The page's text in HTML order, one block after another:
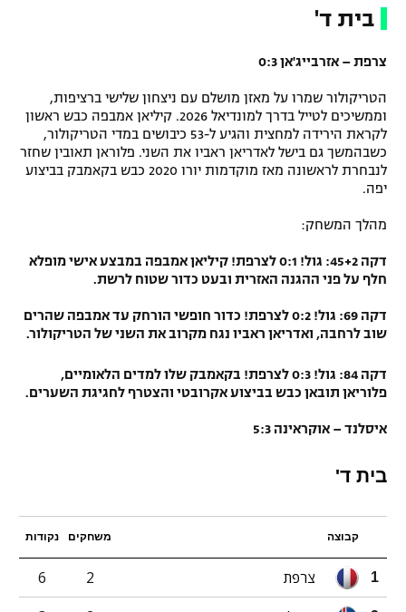
בית ד'
צרפת – אזרבייג'אן 0:3
הטריקולור שמרו על מאזן מושלם עם ניצחון שלישי ברציפות,
וממשיכים לטייל בדרך למונדיאל 2026. קיליאן אמבפה כבש ראשון
לקראת הירידה למחצית והגיע ל-53 כיבושים במדי הטריקולור,
כשבהמשך גם בישל לאדריאן ראביו את השני. פלוראן תאובין שחזר
לנבחרת לראשונה מאז מוקדמות יורו 2020 כבש בקאמבק בביצוע
יפה.
מהלך המשחק:
דקה 45+2: גול! 0:1 לצרפת! קיליאן אמבפה במבצע אישי מופלא
חלף על פני ההגנה האזרית ובעט כדור שטוח לרשת.
דקה 69: גול! 0:2 לצרפת! כדור חופשי הורחק עד אמבפה שהרים
שוב לרחבה, ואדריאן ראביו נגח מקרוב את השני של הטריקולור.
דקה 84: גול! 0:3 לצרפת! בקאמבק שלו למדים הלאומיים,
פלוריאן תובאן כבש בביצוע אקרובטי והצטרף לחגיגת השערים.
איסלנד – אוקראינה 5:3
בית ד'
קבוצה משחקים נקודות
1 צרפת 2
6